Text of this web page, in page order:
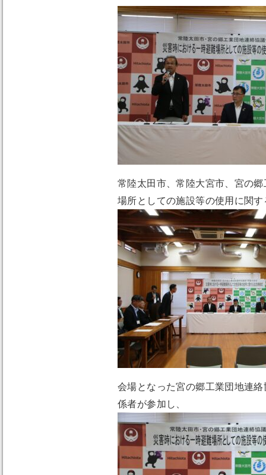
常陸太田市、常陸大宮市、宮の
場所としての施設等の使用に関
会場となった宮の郷工業団地連
係者が参加し、